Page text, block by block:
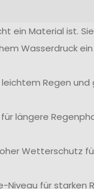
ein Material ist.
Wasserdruck
Regen
längere
Wetterschutz
Niveau für starken